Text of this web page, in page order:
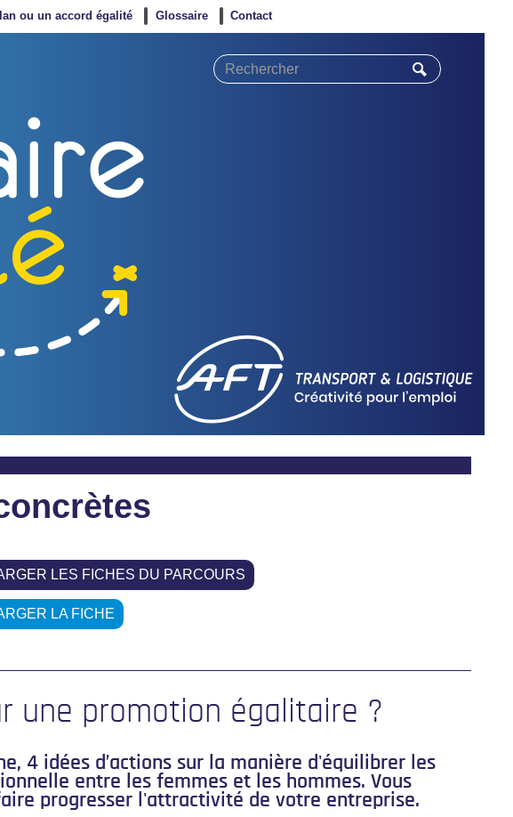
ou un accord égalité Glossaire Contact
LES FICHES DU PARCOURS
LA FICHE
une promotion égalitaire ?
4 idées d’actions sur la manière d'équilibrer les
entre les femmes et les hommes. Vous
progresser l'attractivité de votre entreprise.